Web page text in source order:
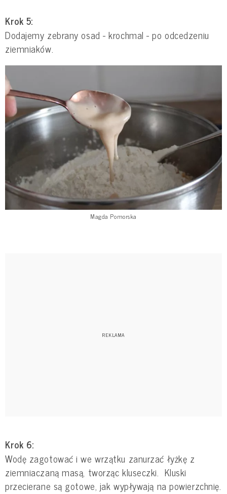
Krok 5:
Dodajemy zebrany osad - krochmal - po odcedzeniu
ziemniaków.
Magda Pomorska
Krok 6:
Wodę zagotować i we wrzątku zanurzać łyżkę z
ziemniaczaną masą, tworząc kluseczki. Kluski
przecierane są gotowe, jak wypływają na powierzchnię.